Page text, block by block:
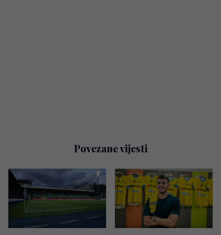
Povezane vijesti